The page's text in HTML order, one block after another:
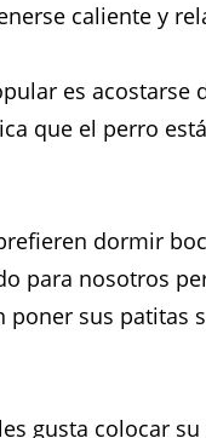
caliente y
es acostarse
que el perro
dormir
para nosotros
poner sus patitas
gusta colocar